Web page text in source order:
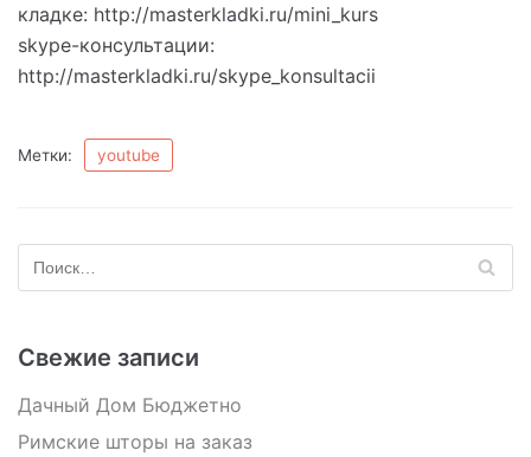
кладке: http://masterkladki.ru/mini_kurs
skype-консультации:
http://masterkladki.ru/skype_konsultacii
Метки: youtube
Свежие записи
Дачный Дом Бюджетно
Римские шторы на заказ